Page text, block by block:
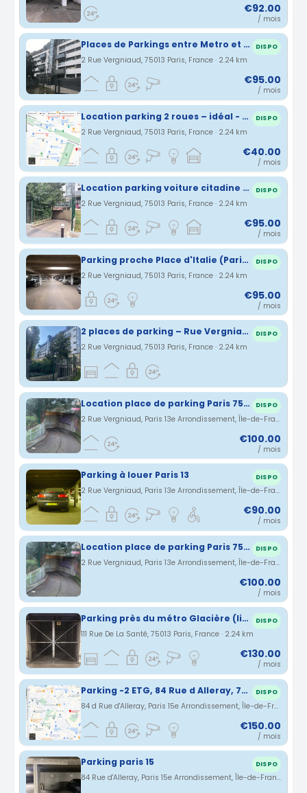
€92.00
/ mois
Places de Parkings entre Metro et Glacière DISPO
2 Rue Vergniaud, 75013 Paris, France · 2.24 km
€95.00
/ mois
Location parking 2 roues – idéal - Paris 13ème DISPO
2 Rue Vergniaud, 75013 Paris, France · 2.24 km
€40.00
/ mois
Location parking voiture citadine - Paris 13ème DISPO
2 Rue Vergniaud, 75013 Paris, France · 2.24 km
€95.00
/ mois
Parking proche Place d'Italie (Paris 13) DISPO
2 Rue Vergniaud, 75013 Paris, France · 2.24 km
€95.00
/ mois
2 places de parking – Rue Vergniaud – Glacière / Corvisard DISPO
2 Rue Vergniaud, 75013 Paris, France · 2.24 km
Location place de parking Paris 75013 DISPO
2 Rue Vergniaud, Paris 13e Arrondissement, Île-de-France, France · 2.24 km
€100.00
/ mois
Parking à louer Paris 13 DISPO
2 Rue Vergniaud, Paris 13e Arrondissement, Île-de-France, France · 2.24 km
€90.00
/ mois
Location place de parking Paris 75013 DISPO
2 Rue Vergniaud, Paris 13e Arrondissement, Île-de-France, France · 2.24 km
€100.00
/ mois
Parking près du métro Glacière (ligne 6) et bus 21/64 DISPO
111 Rue De La Santé, 75013 Paris, France · 2.24 km
€130.00
/ mois
Parking -2 ETG, 84 Rue d Alleray, 75015 DISPO
84 d Rue d'Alleray, Paris 15e Arrondissement, Île-de-France, France · 2.26 km
€150.00
/ mois
Parking paris 15 DISPO
84 Rue d'Alleray, Paris 15e Arrondissement, Île-de-France, France · 2.26 km